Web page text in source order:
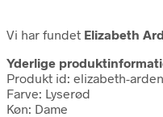
Vi har fundet Elizabeth
Yderlige
Produkt id: elizabeth-
Farve: Lyserød
Køn: Dame